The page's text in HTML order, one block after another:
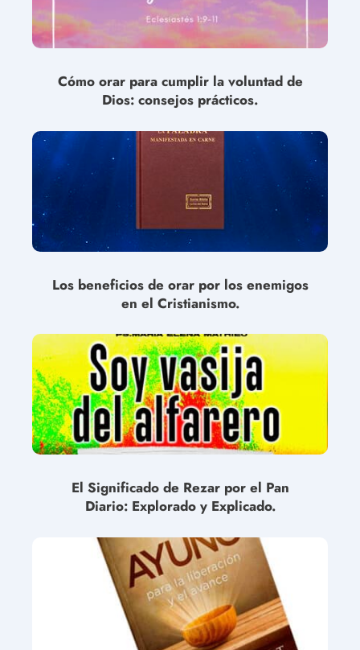
Cómo orar para cumplir la voluntad de
Dios: consejos prácticos.
Los beneficios de orar por los enemigos
en el Cristianismo.
El Significado de Rezar por el Pan
Diario: Explorado y Explicado.